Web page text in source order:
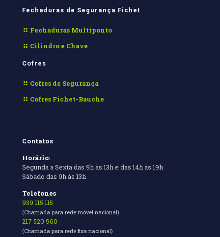
Fechaduras de Segurança Fichet
Fechaduras Multiponto
Cilindro e Chave
Cofres
Cofres de Segurança
Cofres Fichet-Bauche
Contatos
Horário:
Segunda a Sexta das 9h às 13h e das 14h às 19h
Sábado das 9h às 13h
Telefones
939 115 115
(Chamada para rede móvel nacional)
217 520 960
(Chamada para rede fixa nacional)